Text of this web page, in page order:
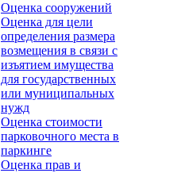
Оценка сооружений
Оценка для цели
определения размера
возмещения в связи с
изъятием имущества
для государственных
или муниципальных
нужд
Оценка стоимости
парковочного места в
паркинге
Оценка прав и